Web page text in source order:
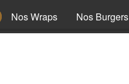
Nos Wraps Nos Burgers